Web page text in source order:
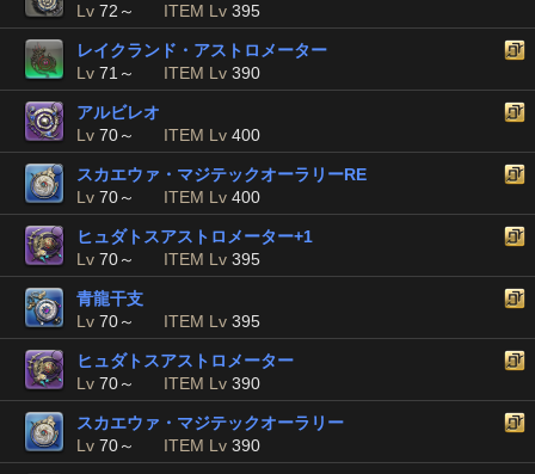
Lv 72～ ITEM Lv 395
レイクランド・アストロメーター
Lv 71～ ITEM Lv 390
アルビレオ
Lv 70～ ITEM Lv 400
スカエウァ・マジテックオーラリーRE
Lv 70～ ITEM Lv 400
ヒュダトスアストロメーター+1
Lv 70～ ITEM Lv 395
青龍干支
Lv 70～ ITEM Lv 395
ヒュダトスアストロメーター
Lv 70～ ITEM Lv 390
スカエウァ・マジテックオーラリー
Lv 70～ ITEM Lv 390